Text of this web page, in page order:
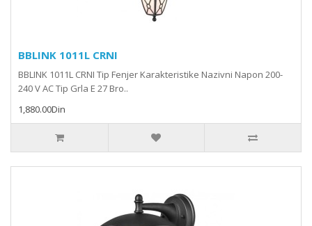
BBLINK 1011L CRNI
BBLINK 1011L CRNI Tip Fenjer Karakteristike Nazivni Napon 200-
240 V AC Tip Grla E 27 Bro..
1,880.00Din